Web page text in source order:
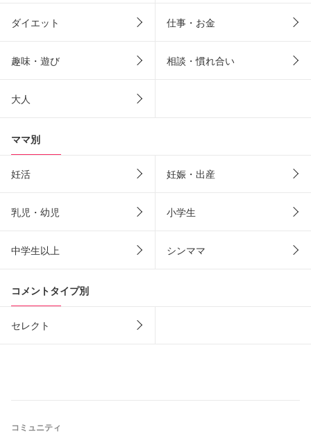
ダイエット 仕事・お金
趣味・遊び 相談・慣れ合い
大人
ママ別
妊活 妊娠・出産
乳児・幼児 小学生
中学生以上 シンママ
コメントタイプ別
セレクト
コミュニティ